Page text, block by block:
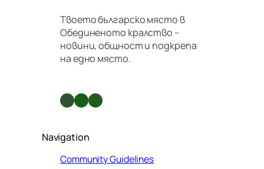
Твоето българско място в
Обединеното кралство –
новини, общност и подкрепа
на едно място.
Facebook X GitHub
Navigation
Community Guidelines